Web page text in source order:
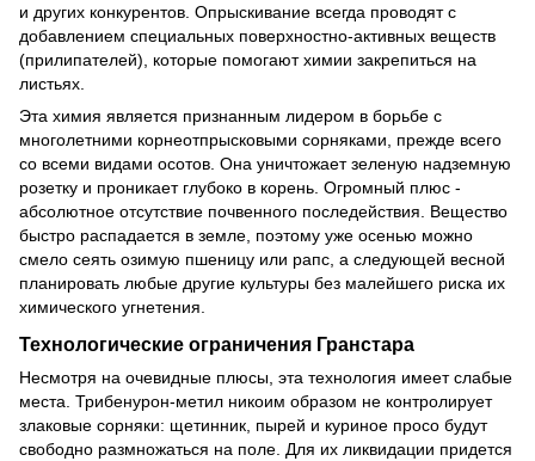
и других конкурентов. Опрыскивание всегда проводят с
добавлением специальных поверхностно-активных веществ
(прилипателей), которые помогают химии закрепиться на
листьях.
Эта химия является признанным лидером в борьбе с
многолетними корнеотпрысковыми сорняками, прежде всего
со всеми видами осотов. Она уничтожает зеленую надземную
розетку и проникает глубоко в корень. Огромный плюс -
абсолютное отсутствие почвенного последействия. Вещество
быстро распадается в земле, поэтому уже осенью можно
смело сеять озимую пшеницу или рапс, а следующей весной
планировать любые другие культуры без малейшего риска их
химического угнетения.
Технологические ограничения Гранстара
Несмотря на очевидные плюсы, эта технология имеет слабые
места. Трибенурон-метил никоим образом не контролирует
злаковые сорняки: щетинник, пырей и куриное просо будут
свободно размножаться на поле. Для их ликвидации придется